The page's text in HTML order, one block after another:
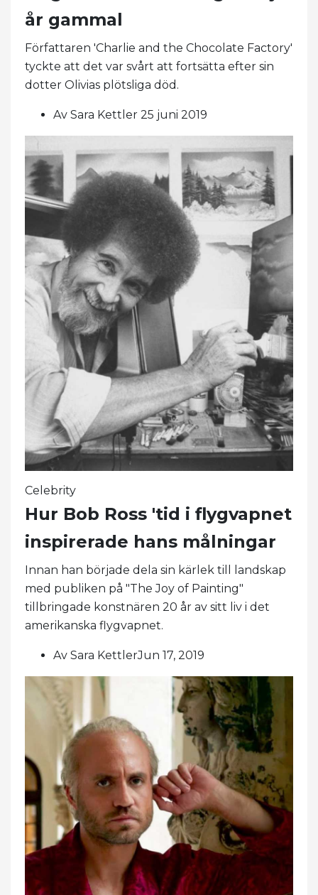
år gammal
Författaren 'Charlie and the Chocolate Factory'
tyckte att det var svårt att fortsätta efter sin
dotter Olivias plötsliga död.
Av Sara Kettler 25 juni 2019
Celebrity
Hur Bob Ross 'tid i flygvapnet
inspirerade hans målningar
Innan han började dela sin kärlek till landskap
med publiken på "The Joy of Painting"
tillbringade konstnären 20 år av sitt liv i det
amerikanska flygvapnet.
Av Sara KettlerJun 17, 2019